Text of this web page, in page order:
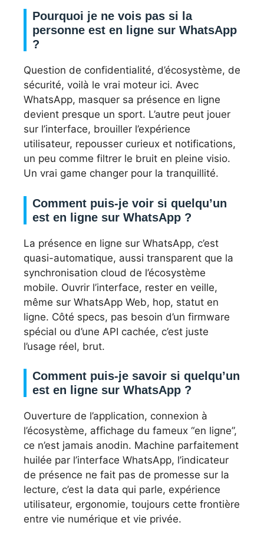
Pourquoi je ne vois pas si la
personne est en ligne sur WhatsApp
?
Question de confidentialité, d’écosystème, de
sécurité, voilà le vrai moteur ici. Avec
WhatsApp, masquer sa présence en ligne
devient presque un sport. L’autre peut jouer
sur l’interface, brouiller l’expérience
utilisateur, repousser curieux et notifications,
un peu comme filtrer le bruit en pleine visio.
Un vrai game changer pour la tranquillité.
Comment puis-je voir si quelqu’un
est en ligne sur WhatsApp ?
La présence en ligne sur WhatsApp, c’est
quasi-automatique, aussi transparent que la
synchronisation cloud de l’écosystème
mobile. Ouvrir l’interface, rester en veille,
même sur WhatsApp Web, hop, statut en
ligne. Côté specs, pas besoin d’un firmware
spécial ou d’une API cachée, c’est juste
l’usage réel, brut.
Comment puis-je savoir si quelqu’un
est en ligne sur WhatsApp ?
Ouverture de l’application, connexion à
l’écosystème, affichage du fameux “en ligne”,
ce n’est jamais anodin. Machine parfaitement
huilée par l’interface WhatsApp, l’indicateur
de présence ne fait pas de promesse sur la
lecture, c’est la data qui parle, expérience
utilisateur, ergonomie, toujours cette frontière
entre vie numérique et vie privée.